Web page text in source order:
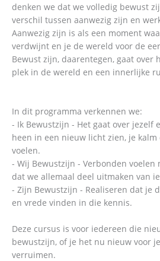
denken we dat we volledig bewust
verschil tussen aanwezig zijn en
Aanwezig zijn is als een moment
verdwijnt en je de wereld voor de
Bewust zijn, daarentegen, gaat over
plek in de wereld en een innerlijke
In dit programma verkennen we:
- Ik Bewustzijn - Het gaat over jezelf
heen in een nieuw licht zien, je
voelen.
- Wij Bewustzijn - Verbonden
dat we allemaal deel uitmaken van
- Zijn Bewustzijn - Realiseren dat je
en vrede vinden in die kennis.​
Deze cursus is voor iedereen die
bewustzijn, of je het nu nieuw voor
verruimen.